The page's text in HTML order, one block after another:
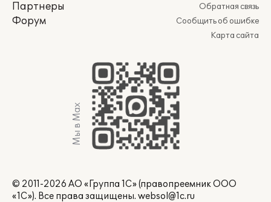
Партнеры
Форум
Обратная связь
Сообщить об ошибке
Карта сайта
Мы в Max
© 2011-2026 АО «Группа 1С» (правопреемник ООО
«1С»). Все права защищены. websol@1c.ru